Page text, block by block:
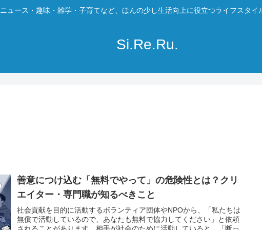
ニュース・趣味・雑学・子育てなど、ほんの少し生活向上に役立つライフスタイ
Si.Re.Ru.
善意につけ込む「無料でやって」の危険性とは？クリ
エイター・専門職が知るべきこと
社会貢献を目的に活動するボランティア団体やNPOから、「私たちは
無償で活動しているので、あなたも無料で協力してください」と依頼